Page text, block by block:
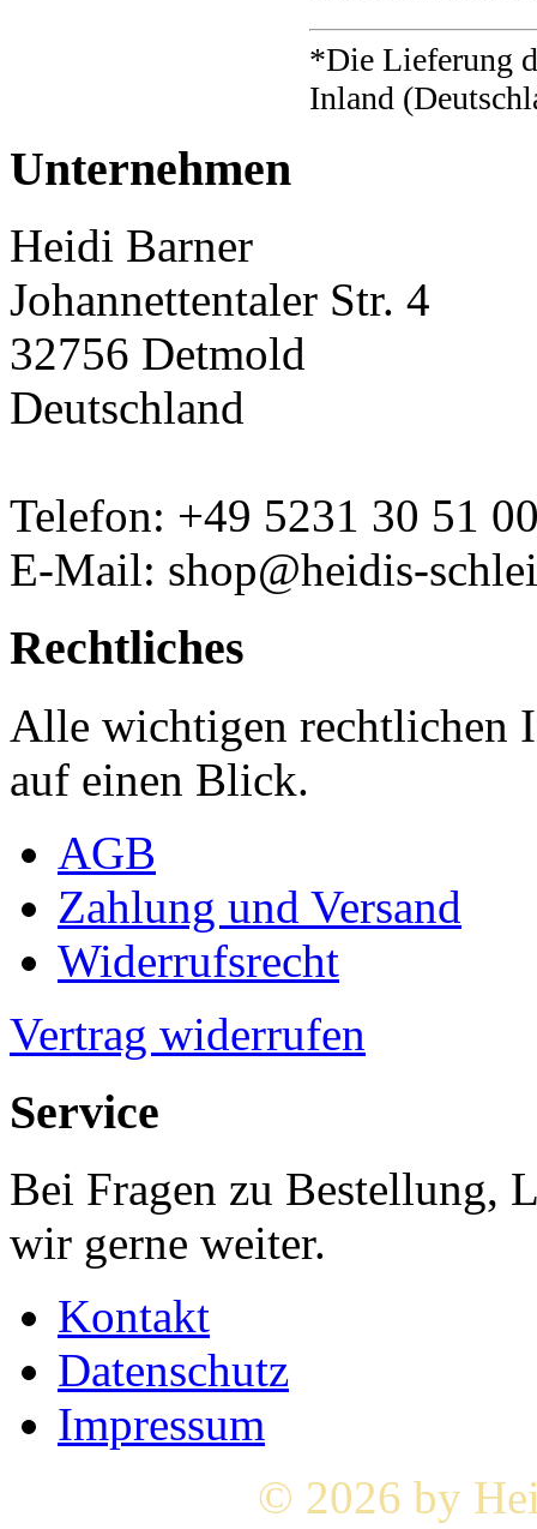
*Die Lieferung
Inland
Unternehmen
Heidi Barner
Johannettentaler Str. 4
32756 Detmold
Deutschland
Telefon: +49 5231 30 51
E-Mail: shop@heidis-
Rechtliches
Alle wichtigen rechtlichen
auf einen Blick.
AGB
Zahlung und Versand
Widerrufsrecht
Vertrag widerrufen
Service
Bei Fragen zu Bestellung,
wir gerne weiter.
Kontakt
Datenschutz
Impressum
© 2026 by